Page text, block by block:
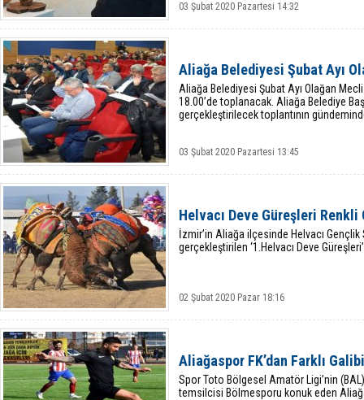
03 Şubat 2020 Pazartesi 14:32
Aliağa Belediyesi Şubat Ayı
Aliağa Belediyesi Şubat Ayı Olağan
18.00’de toplanacak. Aliağa Belediye
gerçekleştirilecek toplantının
03 Şubat 2020 Pazartesi 13:45
Helvacı Deve Güreşleri
İzmir’in Aliağa ilçesinde Helvacı
gerçekleştirilen ‘1.Helvacı Deve
02 Şubat 2020 Pazar 18:16
Aliağaspor FK’dan Farklı
Spor Toto Bölgesel Amatör Ligi’nin
temsilcisi Bölmesporu konuk eden